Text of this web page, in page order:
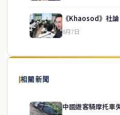
《Khaosod》社
8月7日
相關新聞
中國遊客騎摩托車
關於我們
泰國中文新聞（TCN）是一家總部
供即時、客觀、多元的中文新聞內容。